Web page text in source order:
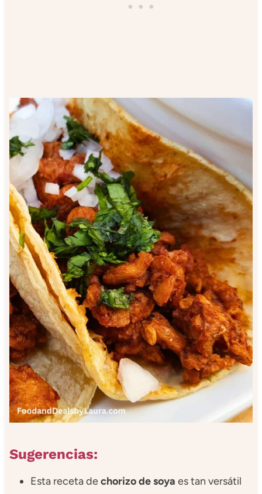
Sugerencias:
Esta receta dechorizo de soya es tan versátil